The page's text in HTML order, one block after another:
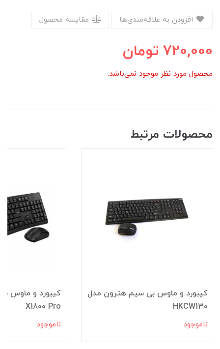
مقایسه محصول
720,000 تومان
محصول مورد نظر موجود نمی‌باشد.
محصولات مرتبط
کیبورد و ماوس بی سیم هترون مدل
HKCW130
ناموجود
کیبورد و ماوس
X1800 Pro
ناموجود